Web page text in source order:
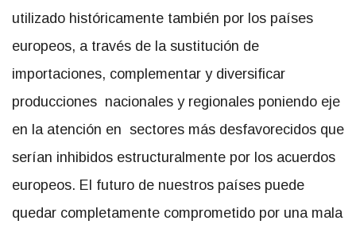
utilizado históricamente también por los países
europeos, a través de la sustitución de
importaciones, complementar y diversificar
producciones nacionales y regionales poniendo eje
en la atención en sectores más desfavorecidos que
serían inhibidos estructuralmente por los acuerdos
europeos. El futuro de nuestros países puede
quedar completamente comprometido por una mala